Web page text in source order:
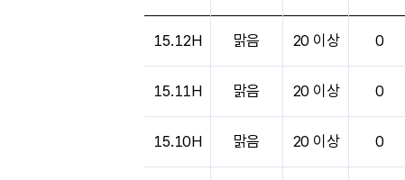
15.12H 맑음 20 이상 0
15.11H 맑음 20 이상 0
15.10H 맑음 20 이상 0